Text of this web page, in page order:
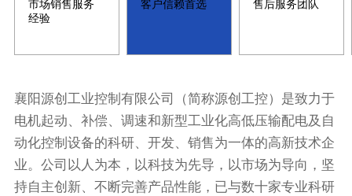
市场销售服务
经验
客户信赖首选 售后服务团队
襄阳源创工业控制有限公司（简称源创工控）是致力于
电机起动、补偿、调速和新型工业化高低压输配电及自
动化控制设备的科研、开发、销售为一体的高新技术企
业。公司以人为本，以科技为先导，以市场为导向，坚
持自主创新、不断完善产品性能，已与数十家专业科研